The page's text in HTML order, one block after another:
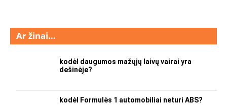
Ar žinai…
kodėl daugumos mažųjų laivų vairai yra
dešinėje?
kodėl Formulės 1 automobiliai neturi ABS?